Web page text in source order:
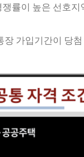
률이 높은 선호
장 가입기간이 당첨